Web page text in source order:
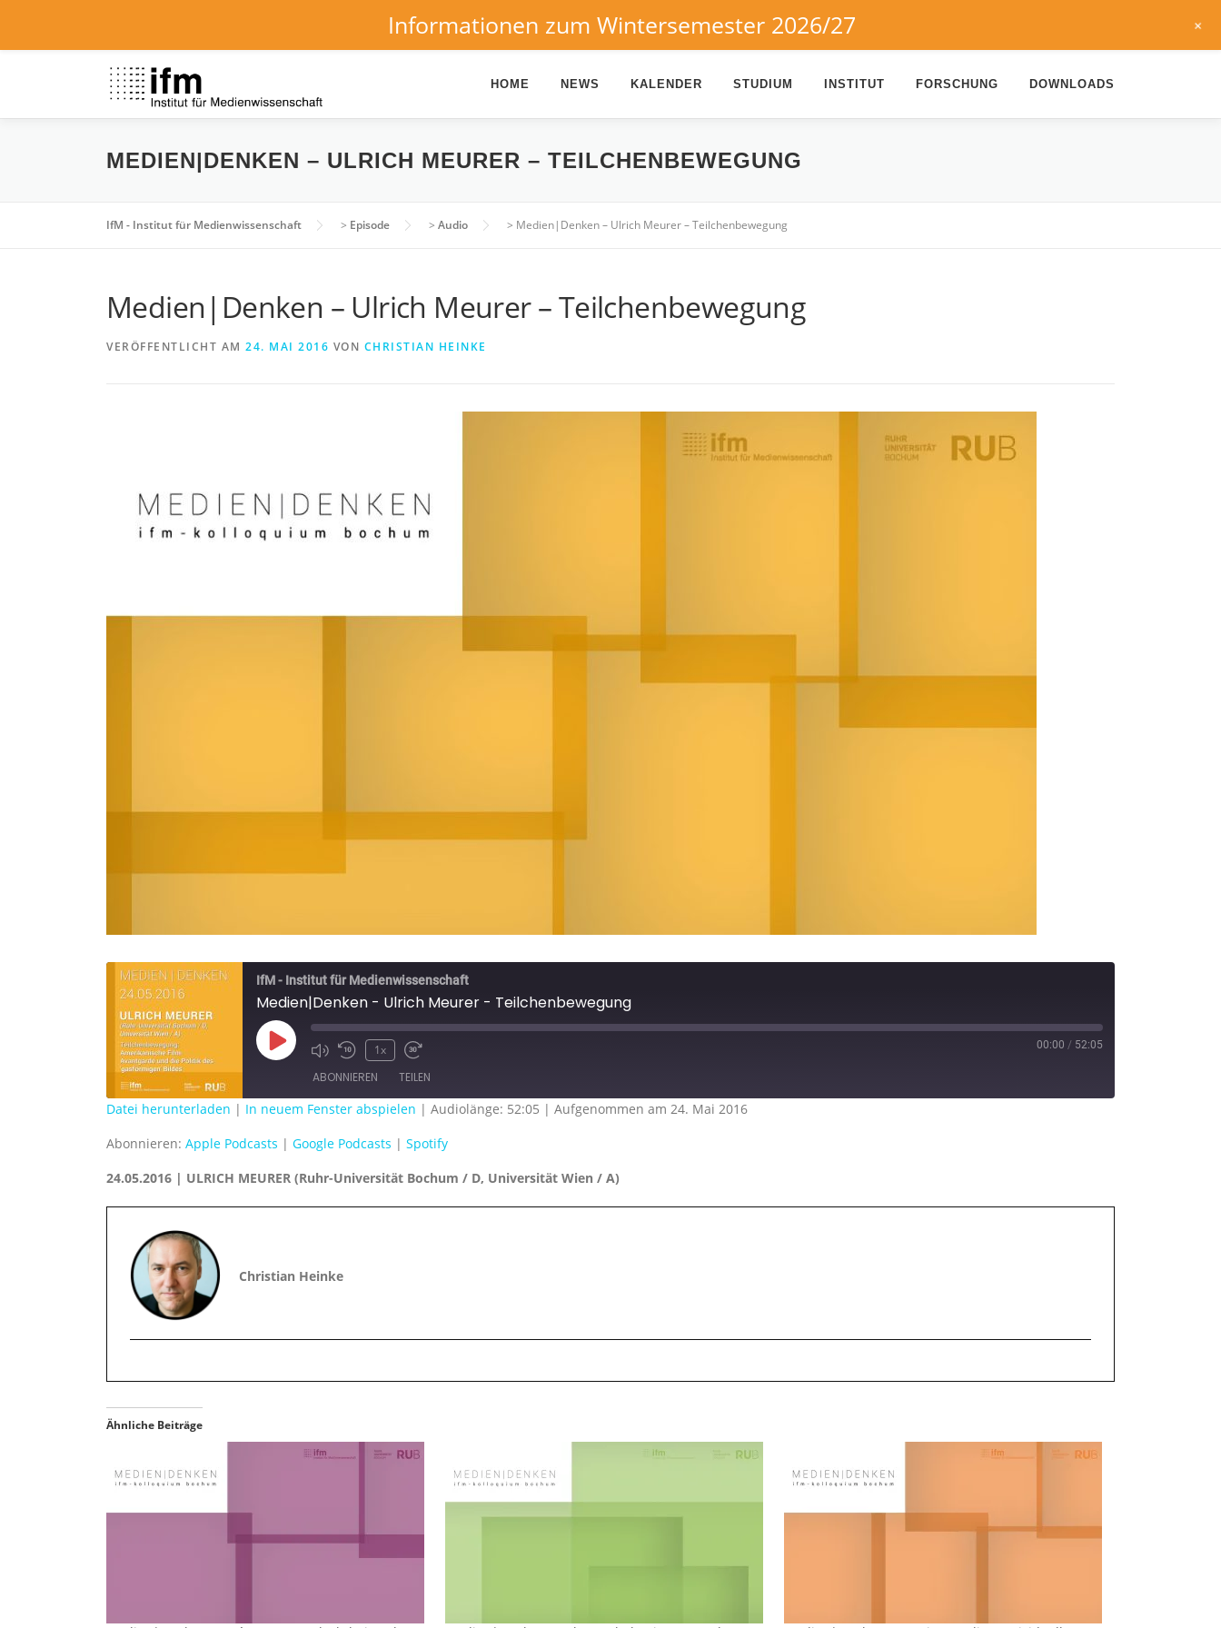
HOME NEWS KALENDER STUDIUM INSTITUT FORSCHUNG DOWNLOADS
MEDIEN|DENKEN – ULRICH MEURER – TEILCHENBEWEGUNG
IfM - Institut für Medienwissenschaft > Episode > Audio > Medien|Denken – Ulrich Meurer – Teilchenbewegung
Medien|Denken – Ulrich Meurer – Teilchenbewegung
VERÖFFENTLICHT AM 24. MAI 2016 VON CHRISTIAN HEINKE
IfM - Institut für Medienwissenschaft
Medien|Denken - Ulrich Meurer - Teilchenbewegung
Play
Episode
1x 00:00 / 52:05
ABONNIEREN TEILEN
RSS FEED
TEILEN
LINK
EMBED
Datei herunterladen | In neuem Fenster abspielen | Audiolänge: 52:05 | Aufgenommen am 24. Mai 2016
Abonnieren: Apple Podcasts | Google Podcasts | Spotify
24.05.2016 | ULRICH MEURER (Ruhr-Universität Bochum / D, Universität Wien / A)
Christian Heinke
Ähnliche Beiträge
Informationen zum Wintersemester 2026/27 +